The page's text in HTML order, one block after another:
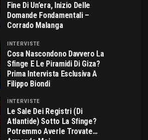
Fine Di Un’era, Inizio Delle
Domande Fondamentali –
Corrado Malanga
INTERVISTE
Cosa Nascondono Davvero La
Sfinge E Le Piramidi Di Giza?
Prima Intervista Esclusiva A
Filippo Biondi
INTERVISTE
Le Sale Dei Registri (di
Atlantide) Sotto La Sfinge?
Potremmo Averle Trovate…